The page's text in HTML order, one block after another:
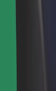
politika
„Zero“